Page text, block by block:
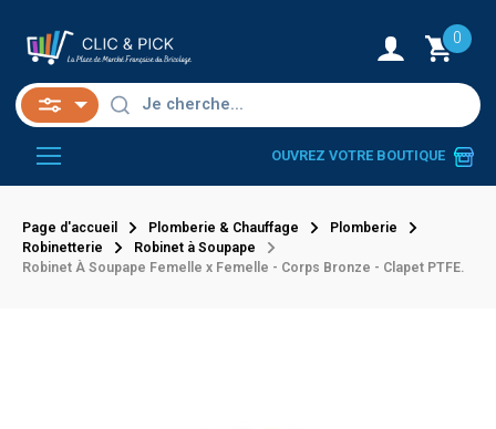
0
OUVREZ VOTRE BOUTIQUE
Page d'accueil Plomberie & Chauffage
Plomberie
Robinetterie
Robinet à Soupape
Robinet À Soupape Femelle x Femelle - Corps Bronze - Clapet PTFE.